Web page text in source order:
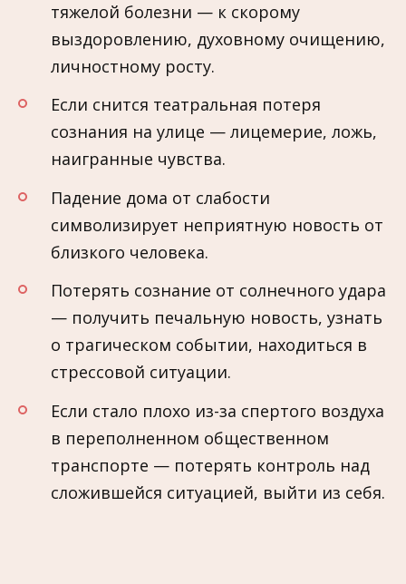
тяжелой болезни — к скорому
выздоровлению, духовному очищению,
личностному росту.
Если снится театральная потеря
сознания на улице — лицемерие, ложь,
наигранные чувства.
Падение дома от слабости
символизирует неприятную новость от
близкого человека.
Потерять сознание от солнечного удара
— получить печальную новость, узнать
о трагическом событии, находиться в
стрессовой ситуации.
Если стало плохо из-за спертого воздуха
в переполненном общественном
транспорте — потерять контроль над
сложившейся ситуацией, выйти из себя.